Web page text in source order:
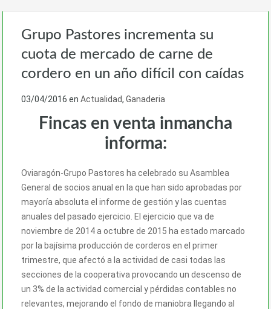
Grupo Pastores incrementa su
cuota de mercado de carne de
cordero en un año difícil con caídas
03/04/2016 en Actualidad, Ganaderia
Fincas en venta inmancha
informa:
Oviaragón-Grupo Pastores ha celebrado su Asamblea
General de socios anual en la que han sido aprobadas por
mayoría absoluta el informe de gestión y las cuentas
anuales del pasado ejercicio. El ejercicio que va de
noviembre de 2014 a octubre de 2015 ha estado marcado
por la bajísima producción de corderos en el primer
trimestre, que afectó a la actividad de casi todas las
secciones de la cooperativa provocando un descenso de
un 3% de la actividad comercial y pérdidas contables no
relevantes, mejorando el fondo de maniobra llegando al